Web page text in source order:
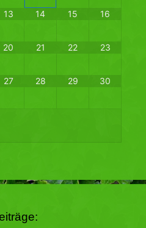
13 14 15 16
20 21 22 23
27 28 29 30